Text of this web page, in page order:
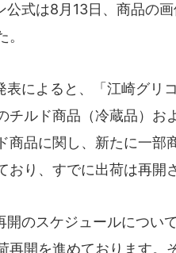
式は8月13日、商品の
によると、「江崎グリ
チルド商品（冷蔵品）
商品に関し、新たに一
おり、すでに出荷は再開
のスケジュールについ
再開を進めております